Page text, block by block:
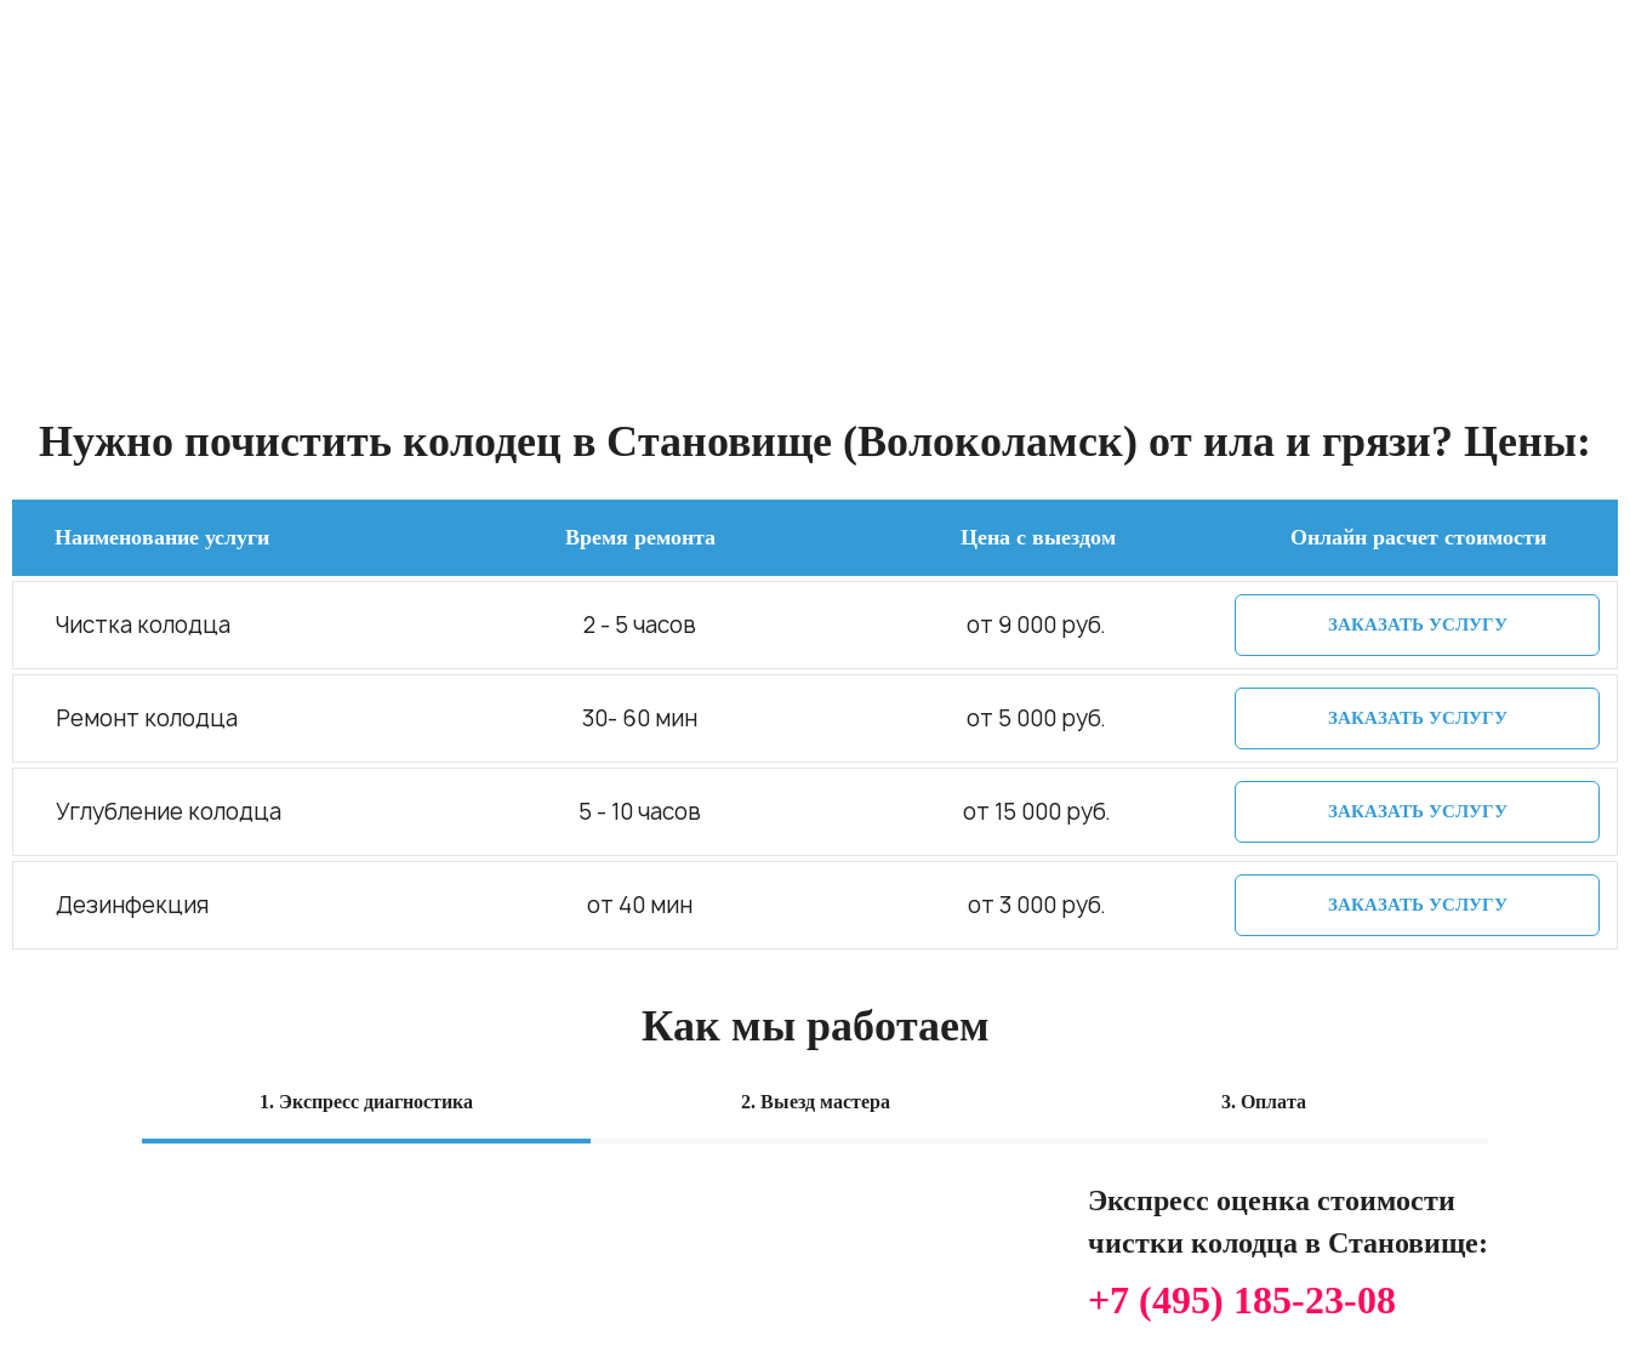
Нужно почистить колодец в Становище (Волоколамск) от ила и грязи? Цены:
Наименование услуги Время ремонта Цена с выездом Онлайн расчет стоимости
Чистка колодца 2 - 5 часов от 9 000 руб. ЗАКАЗАТЬ УСЛУГУ
Ремонт колодца 30- 60 мин от 5 000 руб. ЗАКАЗАТЬ УСЛУГУ
Углубление колодца 5 - 10 часов от 15 000 руб. ЗАКАЗАТЬ УСЛУГУ
Дезинфекция от 40 мин от 3 000 руб. ЗАКАЗАТЬ УСЛУГУ
Как мы работаем
1. Экспресс диагностика 2. Выезд мастера 3. Оплата
Экспресс оценка стоимости
чистки колодца в Становище:
+7 (495) 185-23-08